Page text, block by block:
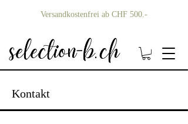
Versandkostenfrei ab CHF 500.-
Kontakt